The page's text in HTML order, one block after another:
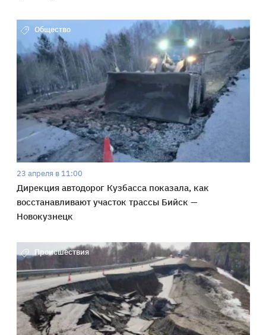
Общество
23 апреля в 11:00
Дирекция автодорог Кузбасса показала, как
восстанавливают участок трассы Бийск —
Новокузнецк
Происшествия